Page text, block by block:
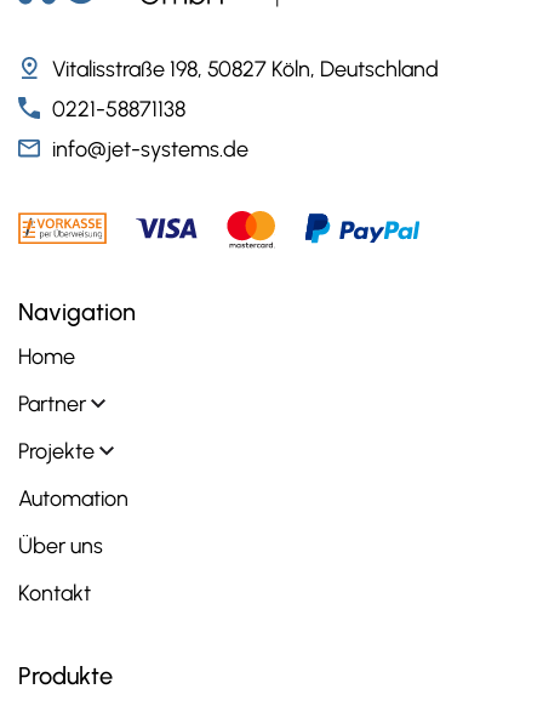
Vitalisstraße 198, 50827 Köln, Deutschland
0221-58871138
info@jet-systems.de
Navigation
Home
Partner
Projekte
Automation
Über uns
Kontakt
Produkte